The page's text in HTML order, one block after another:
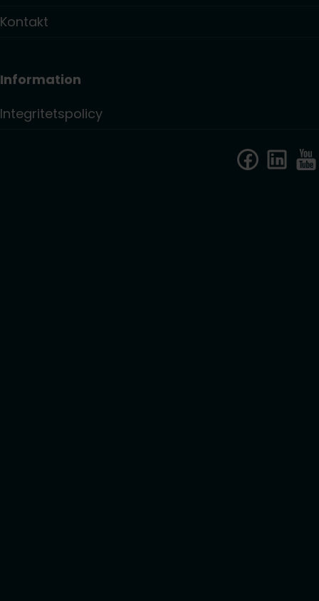
Kontakt
Information
Integritetspolicy